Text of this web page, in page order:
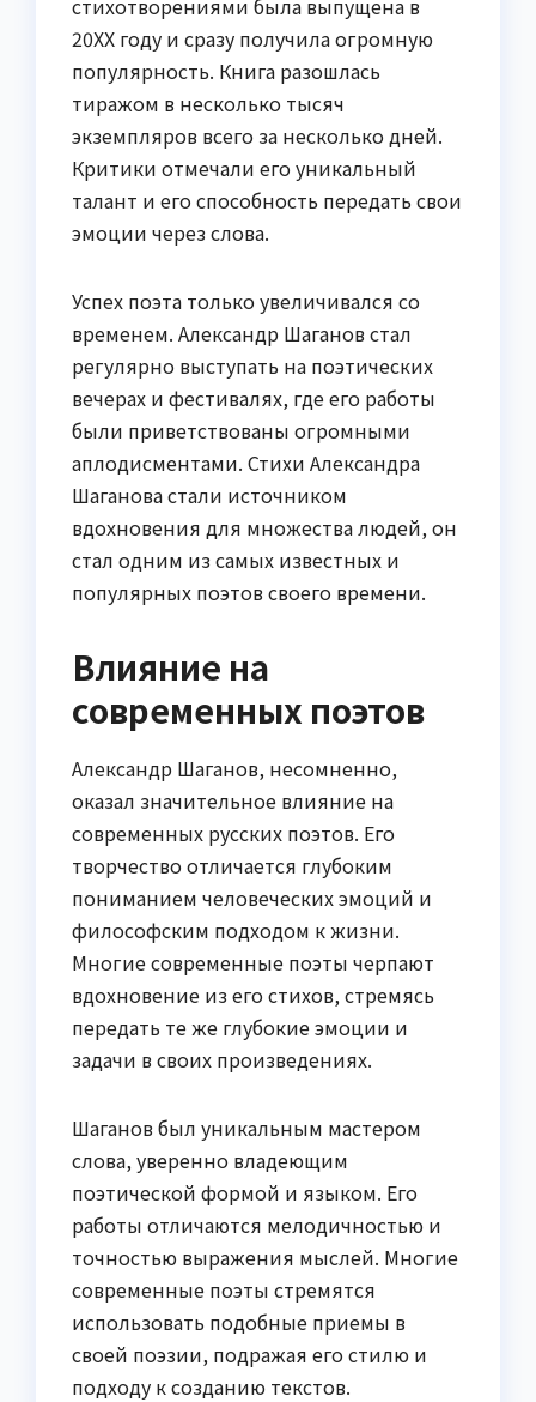
20XX году и сразу получила огромную
популярность. Книга разошлась
тиражом в несколько тысяч
экземпляров всего за несколько дней.
Критики отмечали его уникальный
талант и его способность передать свои
эмоции через слова.
Успех поэта только увеличивался со
временем. Александр Шаганов стал
регулярно выступать на поэтических
вечерах и фестивалях, где его работы
были приветствованы огромными
аплодисментами. Стихи Александра
Шаганова стали источником
вдохновения для множества людей, он
стал одним из самых известных и
популярных поэтов своего времени.
Влияние на
современных поэтов
Александр Шаганов, несомненно,
оказал значительное влияние на
современных русских поэтов. Его
творчество отличается глубоким
пониманием человеческих эмоций и
философским подходом к жизни.
Многие современные поэты черпают
вдохновение из его стихов, стремясь
передать те же глубокие эмоции и
задачи в своих произведениях.
Шаганов был уникальным мастером
слова, уверенно владеющим
поэтической формой и языком. Его
работы отличаются мелодичностью и
точностью выражения мыслей. Многие
современные поэты стремятся
использовать подобные приемы в
своей поэзии, подражая его стилю и
подходу к созданию текстов.